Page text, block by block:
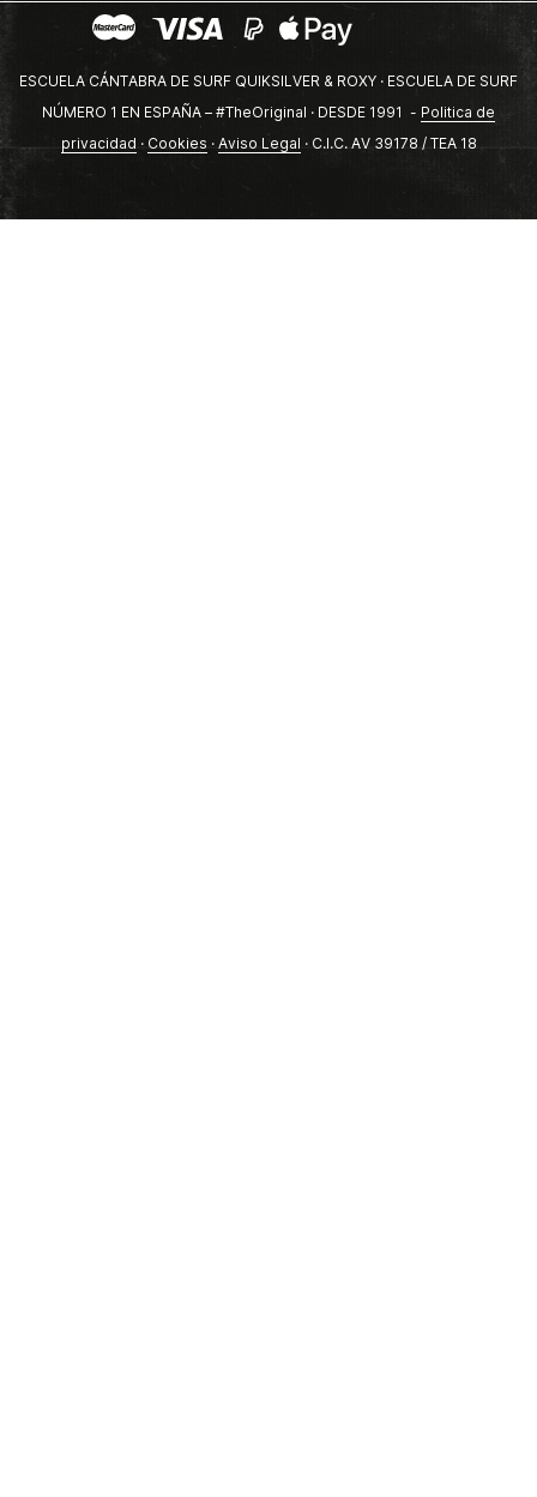
ESCUELA CÁNTABRA DE SURF QUIKSILVER & ROXY · ESCUELA DE SURF
NÚMERO 1 EN ESPAÑA – #TheOriginal · DESDE 1991 - Politica de
privacidad · Cookies · Aviso Legal · C.I.C. AV 39178 / TEA 18